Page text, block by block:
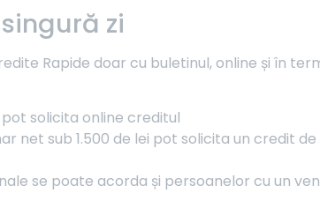
zi
Rapide doar cu buletinul, online și în
solicita online creditul
net sub 1.500 de lei pot solicita un credit
se poate acorda și persoanelor cu un